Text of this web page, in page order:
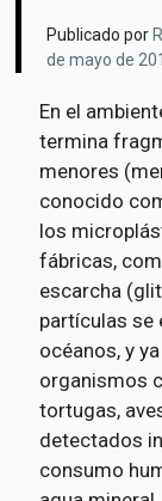
Publicado por
de mayo de
En el
termina
menores
conocido
los
fábricas,
escarcha
partículas se
océanos, y
organismos
tortugas,
detectados
consumo